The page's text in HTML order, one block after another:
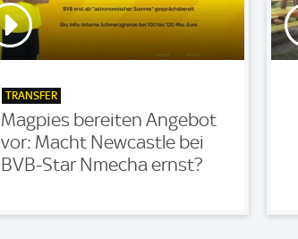
TRANSFER
Magpies bereiten Angebot
vor: Macht Newcastle bei
BVB-Star Nmecha ernst?